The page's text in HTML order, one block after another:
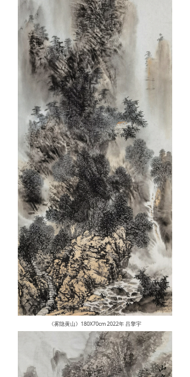
《雾隐黄山》180X70cm 2022年 吕擎宇